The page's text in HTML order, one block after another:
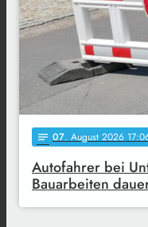
notes 07. August 2026
Autofahrer bei
Bauarbeiten